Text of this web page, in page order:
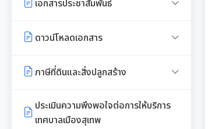
เจตนารมณ์การป้องกันและต่อต้าน
ท้องถิ่น
งานที่ 4 อนุรักษ์และใช้ประโยชน์จาก
งานที่ 6 สนับสนุนในการอนุรักษ์
การจัดการพื้นที่สีเขียวในเมือง
กำหนดสมัยประชุม
เอกสารประชาสัมพันธ์
เอกสารประชาสัมพันธ์กองการศึกษา
เอกสารประชาสัมพันธ์กองคลัง
สาธารณสุขและสิ่งแวดล้อม
ดาวน์โหลดเอกสาร
เอกสารดาวน์โหลด: สำนักปลัด
เอกสารดาวน์โหลด: กองคลัง
ภาษีที่ดินและสิ่งปลูกสร้าง
พรบ./กฎหมาย เอกสาร
ประชาสัมพันธ์
ประเมินความพึงพอใจต่อการให้บริการ
เทศบาลเมืองสุเทพ